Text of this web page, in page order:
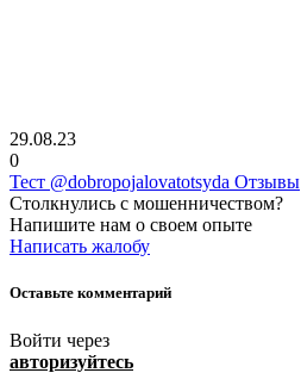
29.08.23
0
Тест @dobropojalovatotsyda Отзывы
Столкнулись с мошенничеством?
Напишите нам о своем опыте
Написать жалобу
Оставьте комментарий
Войти через
авторизуйтесь